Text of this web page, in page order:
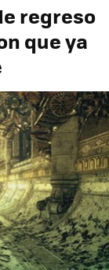
regreso
que ya